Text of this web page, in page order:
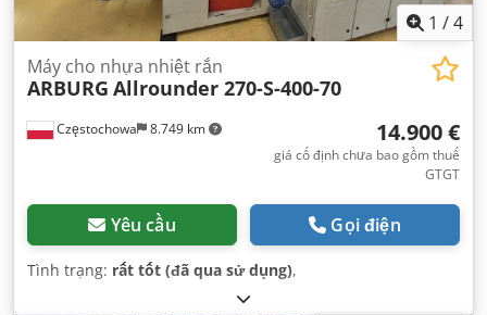
1 /4
Częstochowa 8.749 km
Máy cho nhựa nhiệt rắn
ARBURG Allrounder 270-S-400-70
14.900 €
giá cố định chưa bao gồm thuế
GTGT
Yêu cầu Gọi điện
Tình trạng: rất tốt (đã qua sử dụng),